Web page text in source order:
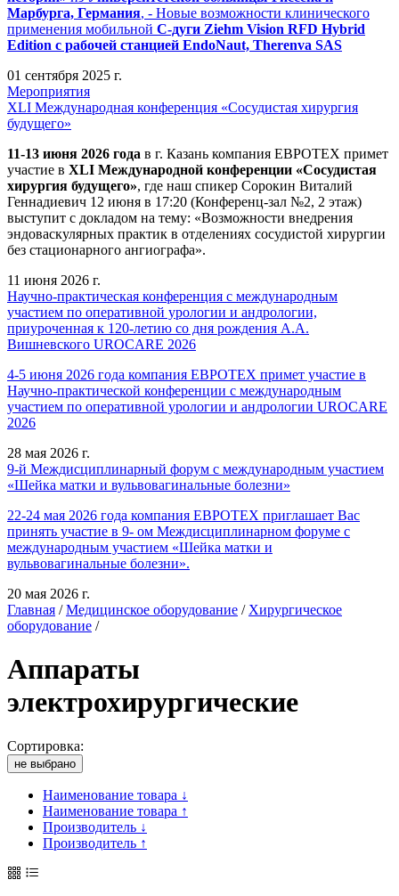
Марбурга, Германия, - Новые возможности клинического
применения мобильной С-дуги Ziehm Vision RFD Hybrid
Edition с рабочей станцией EndoNaut, Therenva SAS
01 сентября 2025 г.
Мероприятия
XLI Международная конференция «Сосудистая хирургия
будущего»
11-13 июня 2026 года в г. Казань компания ЕВРОТЕХ примет
участие в XLI Международной конференции «Сосудистая
хирургия будущего», где наш спикер Сорокин Виталий
Геннадиевич 12 июня в 17:20 (Конференц-зал №2, 2 этаж)
выступит с докладом на тему: «Возможности внедрения
эндоваскулярных практик в отделениях сосудистой хирургии
без стационарного ангиографа».
11 июня 2026 г.
Научно-практическая конференция с международным
участием по оперативной урологии и андрологии,
приуроченная к 120-летию со дня рождения А.А.
Вишневского UROCARE 2026
4-5 июня 2026 года компания ЕВРОТЕХ примет участие в
Научно-практической конференции с международным
участием по оперативной урологии и андрологии UROCARE
2026
28 мая 2026 г.
9-й Междисциплинарный форум с международным участием
«Шейка матки и вульвовагинальные болезни»
22-24 мая 2026 года компания ЕВРОТЕХ приглашает Вас
принять участие в 9- ом Междисциплинарном форуме с
международным участием «Шейка матки и
вульвовагинальные болезни».
20 мая 2026 г.
Главная / Медицинское оборудование / Хирургическое
оборудование /
Аппараты
электрохирургические
Сортировка:
не выбрано
Наименование товара ↓
Наименование товара ↑
Производитель ↓
Производитель ↑